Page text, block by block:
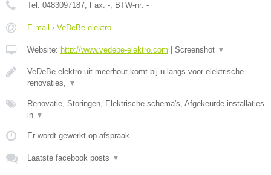
Tel: 0483097187, Fax: -, BTW-nr: -
E-mail › VeDeBe elektro
Website: http://www.vedebe-elektro.com Screenshot ▼
VeDeBe elektro uit meerhout komt bij u langs voor elektrische
renovaties, ▼
Renovatie, Storingen, Elektrische schema's, Afgekeurde installaties
in ▼
Er wordt gewerkt op afspraak.
Laatste facebook posts ▼